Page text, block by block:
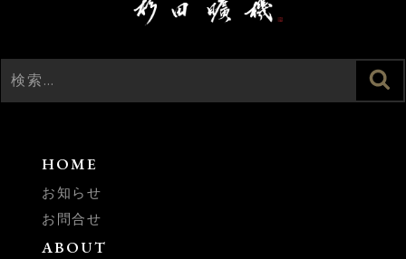
検
索:
HOME
お知らせ
お問合せ
ABOUT